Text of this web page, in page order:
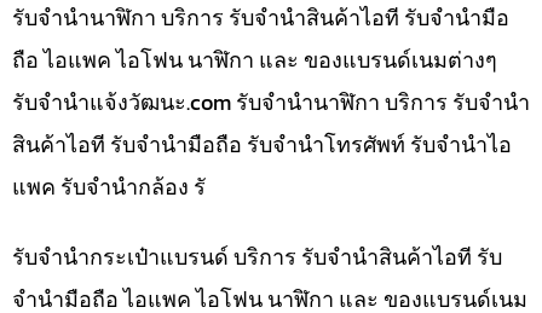
รับจำนำนาฬิกา บริการ รับจำนำสินค้าไอที รับจำนำมือ
ถือ ไอแพค ไอโฟน นาฬิกา และ ของแบรนด์เนมต่างๆ
รับจํานําแจ้งวัฒนะ.com รับจำนำนาฬิกา บริการ รับจำนำ
สินค้าไอที รับจำนำมือถือ รับจำนำโทรศัพท์ รับจำนำไอ
แพค รับจำนำกล้อง รั
รับจำนำกระเป๋าแบรนด์ บริการ รับจำนำสินค้าไอที รับ
จำนำมือถือ ไอแพค ไอโฟน นาฬิกา และ ของแบรนด์เนม